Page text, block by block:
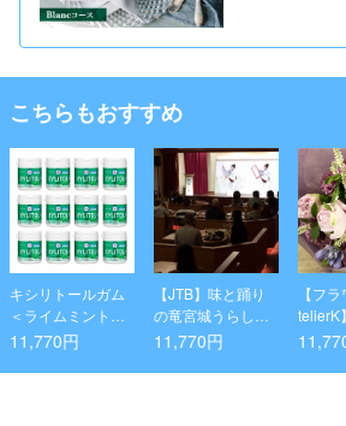
こちらもおすすめ
キシリトールガム
＜ライムミント＞
ファミリーボトル1
11,770円
【JTB】味と踊り
の竜宮城うらし
ま ペアディナ
11,770円
【フ
telierK
2